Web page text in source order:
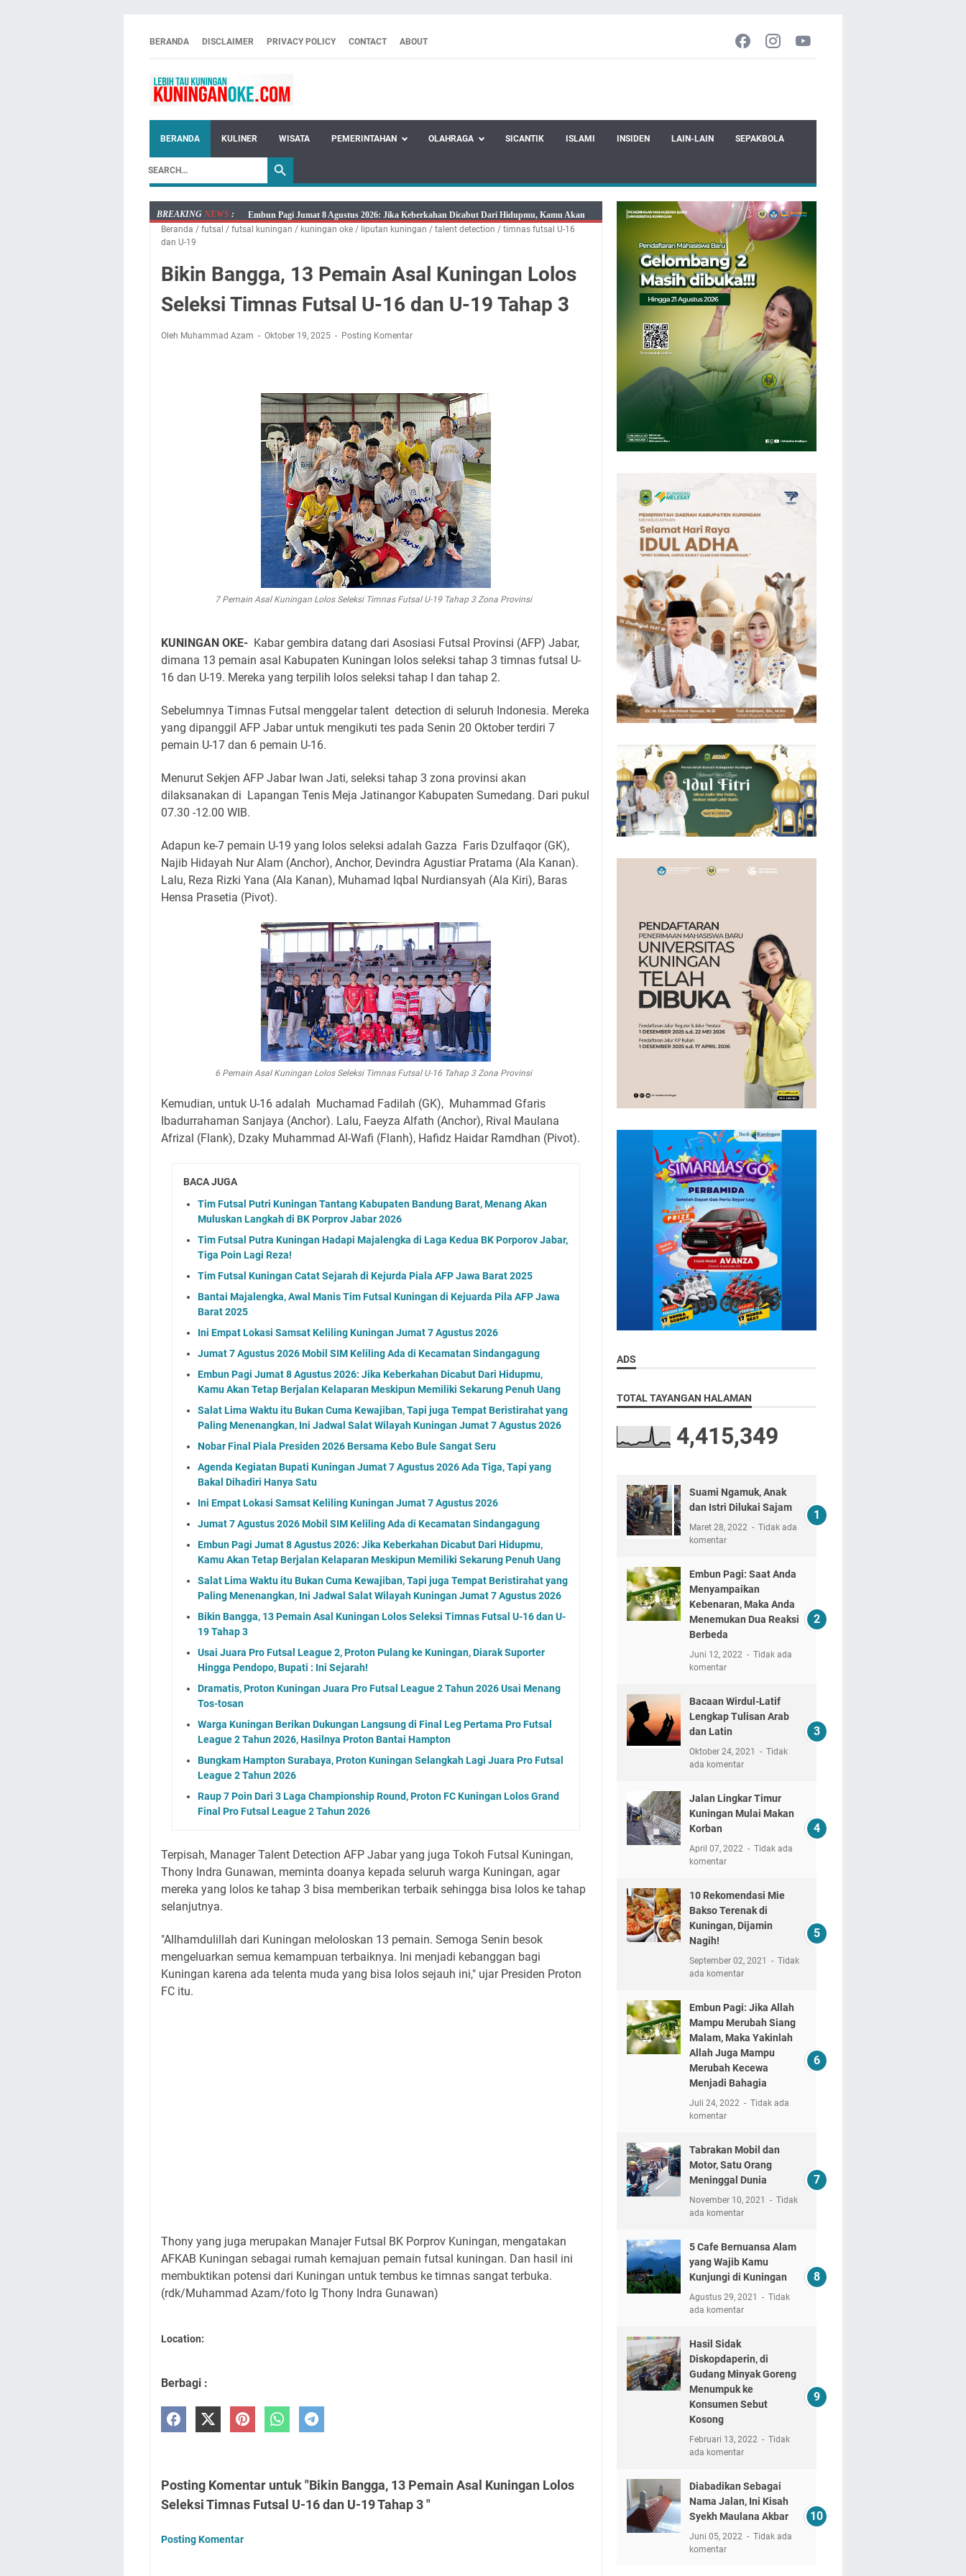
BERANDA DISCLAIMER PRIVACY POLICY CONTACT ABOUT
BERANDA KULINER WISATA PEMERINTAHAN OLAHRAGA SICANTIK ISLAMI INSIDEN LAIN-LAIN SEPAKBOLA
BREAKING NEWS :
Embun Pagi Jumat 8 Agustus 2026: Jika Keberkahan Dicabut Dari Hidupmu, Kamu Akan
Tetap Berjalan Kelaparan Meskipun Memiliki Sekarung Penuh Uang
Menenangkan, Ini Jadwal Salat Wilayah Kuningan Jumat 7 Agustus 2026
Nobar Final Piala Presiden 2026 Bersama Kebo Bule Sangat Seru
Warga Mulai Kesulitan Air Bersih Akibat Kekeringan, Polres Kuningan dan PAM Tirta
Uniku Jadi Tuan Rumah Pendampingan Penyusunan Dokumen SPMI
Agenda Kegiatan Bupati Kuningan Jumat 7 Agustus 2026 Ada Tiga, Tapi yang Bakal Dihadiri
Hanya Satu
Ini Empat Lokasi Samsat Keliling Kuningan Jumat 7 Agustus 2026
Jumat 7 Agustus 2026 Mobil SIM Keliling Ada di Kecamatan Sindangagung
Beranda / futsal / futsal kuningan / kuningan oke / liputan kuningan / talent detection / timnas futsal U-16
dan U-19
Bikin Bangga, 13 Pemain Asal Kuningan Lolos
Seleksi Timnas Futsal U-16 dan U-19 Tahap 3
Oleh Muhammad Azam Oktober 19, 2025 Posting Komentar
7 Pemain Asal Kuningan Lolos Seleksi Timnas Futsal U-19 Tahap 3 Zona Provinsi
KUNINGAN OKE- Kabar gembira datang dari Asosiasi Futsal Provinsi (AFP) Jabar,
dimana 13 pemain asal Kabupaten Kuningan lolos seleksi tahap 3 timnas futsal U-
16 dan U-19. Mereka yang terpilih lolos seleksi tahap I dan tahap 2.
Sebelumnya Timnas Futsal menggelar talent detection di seluruh Indonesia. Mereka
yang dipanggil AFP Jabar untuk mengikuti tes pada Senin 20 Oktober terdiri 7
pemain U-17 dan 6 pemain U-16.
Menurut Sekjen AFP Jabar Iwan Jati, seleksi tahap 3 zona provinsi akan
dilaksanakan di Lapangan Tenis Meja Jatinangor Kabupaten Sumedang. Dari pukul
07.30 -12.00 WIB.
Adapun ke-7 pemain U-19 yang lolos seleksi adalah Gazza Faris Dzulfaqor (GK),
Najib Hidayah Nur Alam (Anchor), Anchor, Devindra Agustiar Pratama (Ala Kanan).
Lalu, Reza Rizki Yana (Ala Kanan), Muhamad Iqbal Nurdiansyah (Ala Kiri), Baras
Hensa Prasetia (Pivot).
6 Pemain Asal Kuningan Lolos Seleksi Timnas Futsal U-16 Tahap 3 Zona Provinsi
Kemudian, untuk U-16 adalah Muchamad Fadilah (GK), Muhammad Gfaris
Ibadurrahaman Sanjaya (Anchor). Lalu, Faeyza Alfath (Anchor), Rival Maulana
Afrizal (Flank), Dzaky Muhammad Al-Wafi (Flanh), Hafidz Haidar Ramdhan (Pivot).
BACA JUGA
Tim Futsal Putri Kuningan Tantang Kabupaten Bandung Barat, Menang Akan
Muluskan Langkah di BK Porprov Jabar 2026
Tim Futsal Putra Kuningan Hadapi Majalengka di Laga Kedua BK Porporov Jabar,
Tiga Poin Lagi Reza!
Tim Futsal Kuningan Catat Sejarah di Kejurda Piala AFP Jawa Barat 2025
Bantai Majalengka, Awal Manis Tim Futsal Kuningan di Kejuarda Pila AFP Jawa
Barat 2025
Ini Empat Lokasi Samsat Keliling Kuningan Jumat 7 Agustus 2026
Jumat 7 Agustus 2026 Mobil SIM Keliling Ada di Kecamatan Sindangagung
Embun Pagi Jumat 8 Agustus 2026: Jika Keberkahan Dicabut Dari Hidupmu,
Kamu Akan Tetap Berjalan Kelaparan Meskipun Memiliki Sekarung Penuh Uang
Salat Lima Waktu itu Bukan Cuma Kewajiban, Tapi juga Tempat Beristirahat yang
Paling Menenangkan, Ini Jadwal Salat Wilayah Kuningan Jumat 7 Agustus 2026
Nobar Final Piala Presiden 2026 Bersama Kebo Bule Sangat Seru
Agenda Kegiatan Bupati Kuningan Jumat 7 Agustus 2026 Ada Tiga, Tapi yang
Bakal Dihadiri Hanya Satu
Ini Empat Lokasi Samsat Keliling Kuningan Jumat 7 Agustus 2026
Jumat 7 Agustus 2026 Mobil SIM Keliling Ada di Kecamatan Sindangagung
Embun Pagi Jumat 8 Agustus 2026: Jika Keberkahan Dicabut Dari Hidupmu,
Kamu Akan Tetap Berjalan Kelaparan Meskipun Memiliki Sekarung Penuh Uang
Salat Lima Waktu itu Bukan Cuma Kewajiban, Tapi juga Tempat Beristirahat yang
Paling Menenangkan, Ini Jadwal Salat Wilayah Kuningan Jumat 7 Agustus 2026
Bikin Bangga, 13 Pemain Asal Kuningan Lolos Seleksi Timnas Futsal U-16 dan U-
19 Tahap 3
Usai Juara Pro Futsal League 2, Proton Pulang ke Kuningan, Diarak Suporter
Hingga Pendopo, Bupati : Ini Sejarah!
Dramatis, Proton Kuningan Juara Pro Futsal League 2 Tahun 2026 Usai Menang
Tos-tosan
Warga Kuningan Berikan Dukungan Langsung di Final Leg Pertama Pro Futsal
League 2 Tahun 2026, Hasilnya Proton Bantai Hampton
Bungkam Hampton Surabaya, Proton Kuningan Selangkah Lagi Juara Pro Futsal
League 2 Tahun 2026
Raup 7 Poin Dari 3 Laga Championship Round, Proton FC Kuningan Lolos Grand
Final Pro Futsal League 2 Tahun 2026
Terpisah, Manager Talent Detection AFP Jabar yang juga Tokoh Futsal Kuningan,
Thony Indra Gunawan, meminta doanya kepada seluruh warga Kuningan, agar
mereka yang lolos ke tahap 3 bisa memberikan terbaik sehingga bisa lolos ke tahap
selanjutnya.
"Allhamdulillah dari Kuningan meloloskan 13 pemain. Semoga Senin besok
mengeluarkan semua kemampuan terbaiknya. Ini menjadi kebanggan bagi
Kuningan karena ada telenta muda yang bisa lolos sejauh ini," ujar Presiden Proton
FC itu.
Thony yang juga merupakan Manajer Futsal BK Porprov Kuningan, mengatakan
AFKAB Kuningan sebagai rumah kemajuan pemain futsal kuningan. Dan hasil ini
membuktikan potensi dari Kuningan untuk tembus ke timnas sangat terbuka.
(rdk/Muhammad Azam/foto Ig Thony Indra Gunawan)
Location:
Berbagi :
Posting Komentar untuk "Bikin Bangga, 13 Pemain Asal Kuningan Lolos
Seleksi Timnas Futsal U-16 dan U-19 Tahap 3 "
Posting Komentar
ADS
TOTAL TAYANGAN HALAMAN
4,415,349
Suami Ngamuk, Anak
dan Istri Dilukai Sajam
Maret 28, 2022
Tidak ada
komentar
Embun Pagi: Saat Anda
Menyampaikan
Kebenaran, Maka Anda
Menemukan Dua Reaksi
Berbeda
Juni 12, 2022
Tidak ada
komentar
Bacaan Wirdul-Latif
Lengkap Tulisan Arab
dan Latin
Oktober 24, 2021
Tidak
ada komentar
Jalan Lingkar Timur
Kuningan Mulai Makan
Korban
April 07, 2022
Tidak ada
komentar
10 Rekomendasi Mie
Bakso Terenak di
Kuningan, Dijamin
Nagih!
September 02, 2021
Tidak
ada komentar
Embun Pagi: Jika Allah
Mampu Merubah Siang
Malam, Maka Yakinlah
Allah Juga Mampu
Merubah Kecewa
Menjadi Bahagia
Juli 24, 2022
Tidak ada
komentar
Tabrakan Mobil dan
Motor, Satu Orang
Meninggal Dunia
November 10, 2021
Tidak
ada komentar
5 Cafe Bernuansa Alam
yang Wajib Kamu
Kunjungi di Kuningan
Agustus 29, 2021
Tidak
ada komentar
Hasil Sidak
Diskopdaperin, di
Gudang Minyak Goreng
Menumpuk ke
Konsumen Sebut
Kosong
Februari 13, 2022
Tidak
ada komentar
Diabadikan Sebagai
Nama Jalan, Ini Kisah
Syekh Maulana Akbar
Juni 05, 2022
Tidak ada
komentar